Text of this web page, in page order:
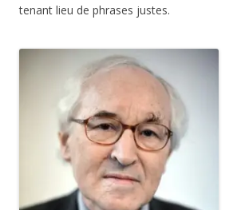
tenant lieu de phrases justes.